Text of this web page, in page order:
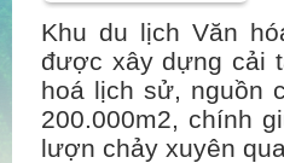
Khu du lịch Văn
được xây dựng cải
hoá lịch sử, nguồn
200.000m2, chính
lượn chảy xuyên